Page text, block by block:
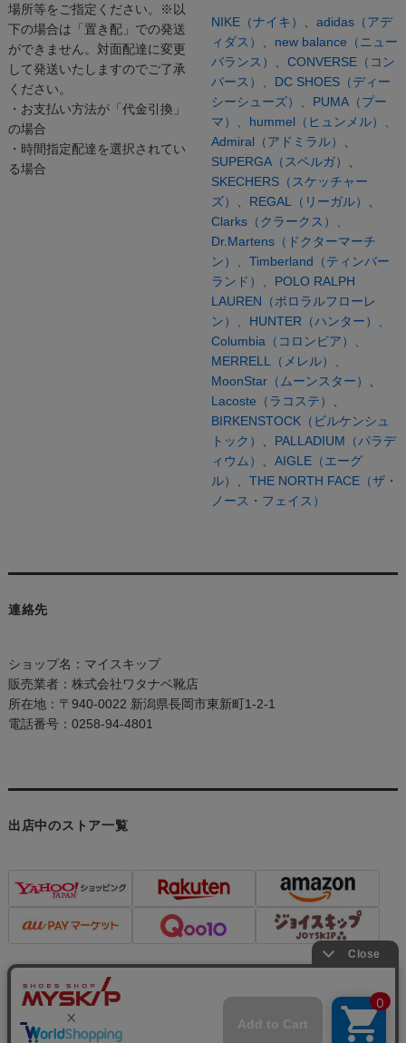
場所等をご指定ください。※以
下の場合は「置き配」での発送
ができません。対面配達に変更
して発送いたしますのでご了承
ください。
・お支払い方法が「代金引換」
の場合
・時間指定配達を選択されてい
る場合
NIKE（ナイキ）
adidas（アデ
ィダス）
new balance（ニュー
バランス）
CONVERSE（コン
バース）、 DC SHOES（ディー
シーシューズ）、 PUMA（プー
マ）、 hummel（ヒュンメル）、
Admiral（アドミラル）
SUPERGA（スペルガ）
SKECHERS（スケッチャー
ズ）
REGAL（リーガル）
Clarks（クラークス）、
Dr.Martens（ドクターマーチ
ン）、 Timberland（ティンバー
ランド）、 POLO RALPH
LAUREN（ポロラルフローレ
ン）、 HUNTER（ハンター）、
Columbia（コロンビア）、
MERRELL（メレル）、
MoonStar（ムーンスター）
Lacoste（ラコステ）
BIRKENSTOCK（ビルケンシュ
トック）
PALLADIUM（パラデ
ィウム）
AIGLE（エーグ
ル）
THE NORTH FACE（ザ・
ノース・フェイス）
連絡先
ショップ名：マイスキップ
販売業者：株式会社ワタナベ靴店
所在地：〒940-0022 新潟県長岡市東新町1-2-1
電話番号：0258-94-4801
出店中のストア一覧